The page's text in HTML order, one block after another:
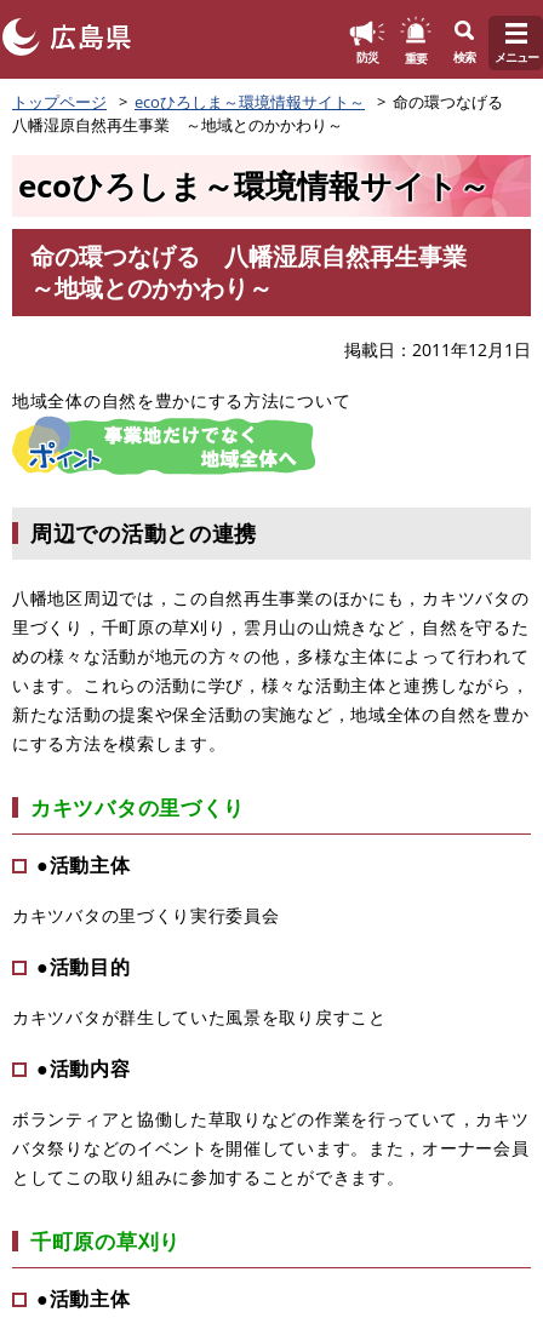
ペ
ー
ジ
防災 重要 検索 メニュー
トップページ ecoひろしま～環境情報サイト～
命の環つなげる
八幡湿原自然再生事業 ～地域とのかかわり～
ecoひろしま～環境情報サイト～
命の環つなげる 八幡湿原自然再生事業
～地域とのかかわり～
掲載日 2011年12月1日
地域全体の自然を豊かにする方法について
周辺での活動との連携
八幡地区周辺では，この自然再生事業のほかにも，カキツバタの
里づくり，千町原の草刈り，雲月山の山焼きなど，自然を守るた
めの様々な活動が地元の方々の他，多様な主体によって行われて
います。これらの活動に学び，様々な活動主体と連携しながら，
新たな活動の提案や保全活動の実施など，地域全体の自然を豊か
にする方法を模索します。
カキツバタの里づくり
●活動主体
カキツバタの里づくり実行委員会
●活動目的
カキツバタが群生していた風景を取り戻すこと
●活動内容
ボランティアと協働した草取りなどの作業を行っていて，カキツ
バタ祭りなどのイベントを開催しています。また，オーナー会員
としてこの取り組みに参加することができます。
千町原の草刈り
●活動主体